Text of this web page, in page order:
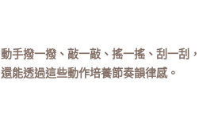
手撥一撥、敲一敲、搖一搖、刮一刮，
能透過這些動作培養節奏韻律感。